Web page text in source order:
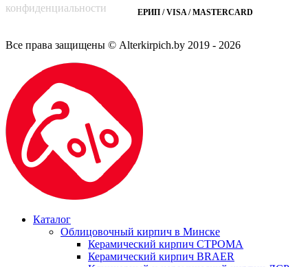
конфиденциальности
ЕРИП / VISA / MASTERCARD
Все права защищены © Alterkirpich.by 2019 - 2026
Каталог
Облицовочный кирпич в Минске
Керамический кирпич СТРОМА
Керамический кирпич BRAER